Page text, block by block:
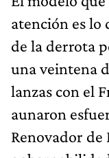
atención es lo
de la derrota
una veintena
lanzas con el
aunaron
Renovador de